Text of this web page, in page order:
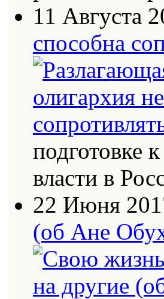
11 Августа
способна
подготовке
власти в
22 Июня
(об Ане